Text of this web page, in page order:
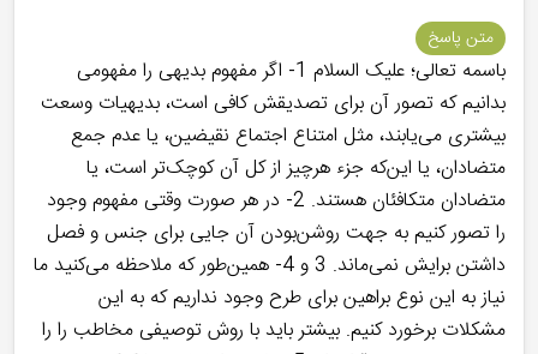
متن پاسخ
باسمه تعالی؛ علیک السلام 1- اگر مفهوم بدیهی را مفهومی
بدانیم که تصور آن برای تصدیقش کافی است، بدیهیات وسعت
بیشتری می‌یابند، مثل امتناع اجتماع نقیضین، یا عدم جمع
متضادان، یا این‌که جزء هرچیز از کل آن کوچک‌تر است، یا
متضادان متکافئان هستند. 2- در هر صورت وقتی مفهوم وجود
را تصور کنیم به جهت روشن‌بودن آن جایی برای جنس و فصل
داشتن برایش نمی‌ماند. 3 و 4- همین‌طور که ملاحظه می‌کنید ما
نیاز به این نوع براهین برای طرح وجود نداریم که به این
مشکلات برخورد کنیم. بیشتر باید با روش توصیفی مخاطب را را